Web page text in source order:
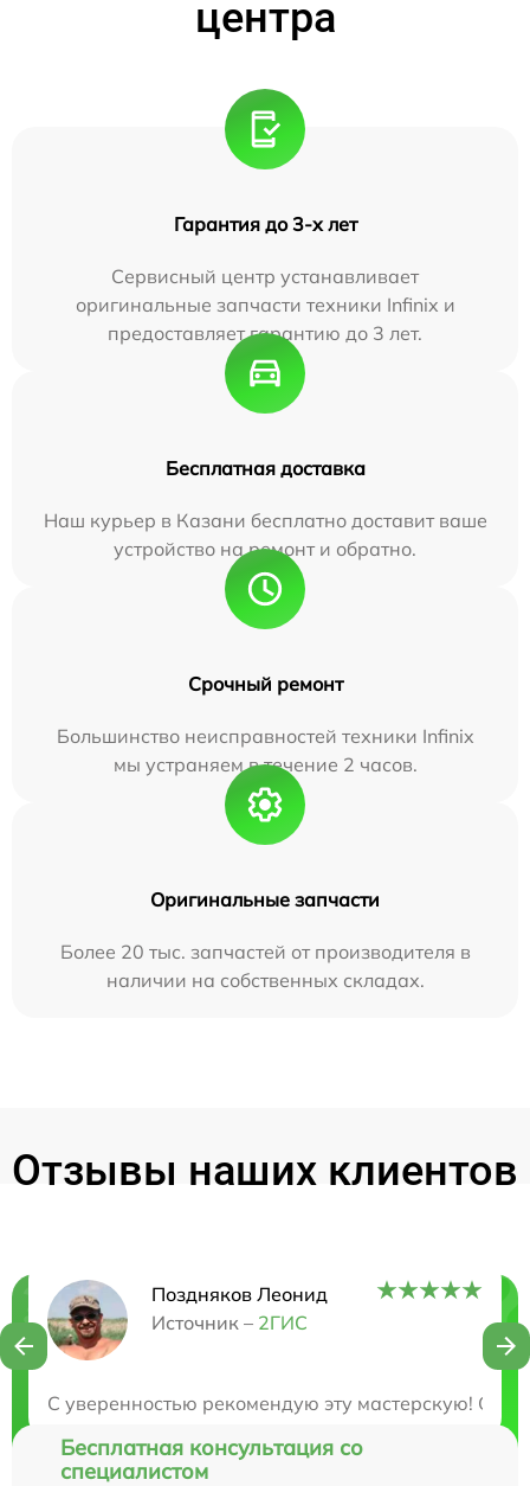
центра
Гарантия до 3-х лет
Сервисный центр устанавливает
оригинальные запчасти техники Infinix и
предоставляет гарантию до 3 лет.
Бесплатная доставка
Наш курьер в Казани бесплатно доставит ваше
устройство на ремонт и обратно.
Срочный ремонт
Большинство неисправностей техники Infinix
мы устраняем в течение 2 часов.
Оригинальные запчасти
Более 20 тыс. запчастей от производителя в
наличии на собственных складах.
Отзывы наших клиентов
Поздняков Леонид
Источник – 2ГИС
С уверенностью рекомендую эту мастерскую! Они
Нужна консультация?
Бесплатная консультация со
специалистом